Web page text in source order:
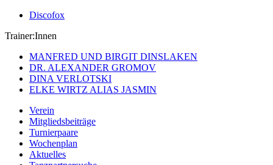
Discofox
Trainer:Innen
MANFRED UND BIRGIT DINSLAKEN
DR. ALEXANDER GROMOV
DINA VERLOTSKI
ELKE WIRTZ ALIAS JASMIN
Verein
Mitgliedsbeiträge
Turnierpaare
Wochenplan
Aktuelles